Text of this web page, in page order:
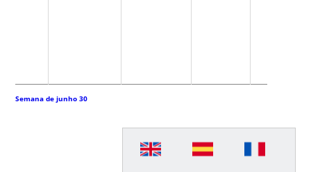
Semana de junho 30